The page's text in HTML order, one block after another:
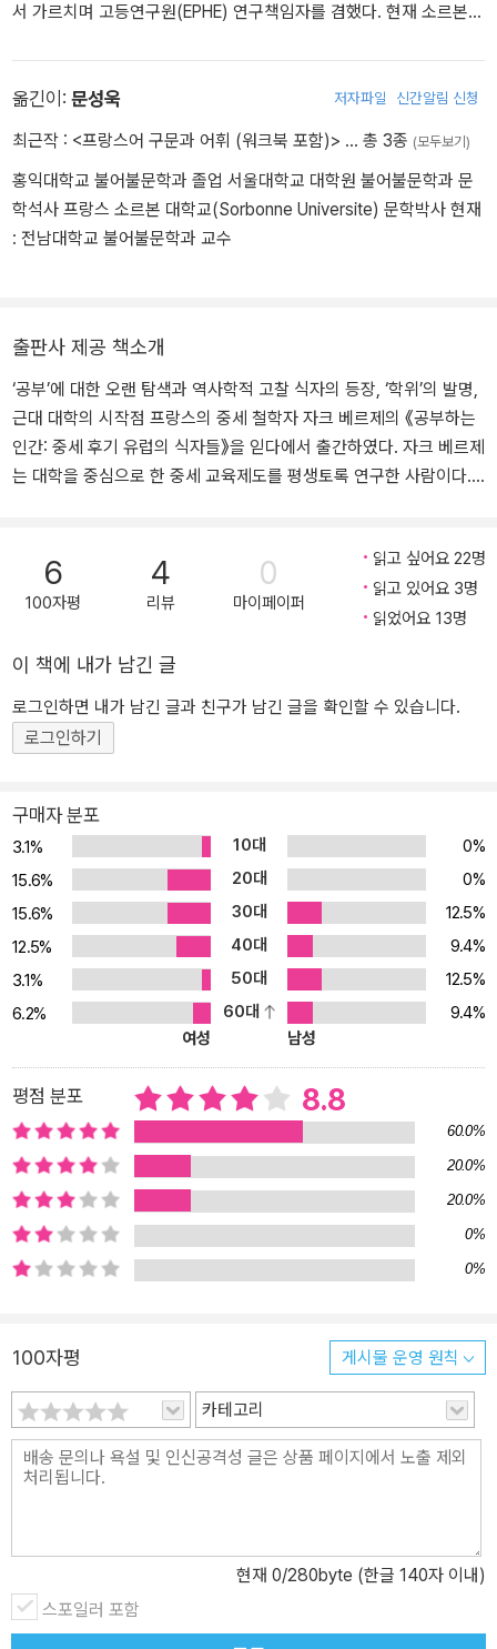
서 가르치며 고등연구원(EPHE) 연구책임자를 겸했다. 현재 소르본대
계속하고 있다. 서구 중세의 문화와 교육, 특히 대학사 전문가로서,
《중세의 대학》(1973), 《거세된 사랑: 헬로이사와 아벨라르두스 이야
기》(1996), 《12~13세기 서구의 교육·문화·사회》(1999) 등을 썼다.
옮긴이: 문성욱 저자파일 신간알림 신청
최근작 : <프랑스어 구문과 어휘 (워크북 포함)> … 총 3종 (모두보기)
홍익대학교 불어불문학과 졸업 서울대학교 대학원 불어불문학과 문
학석사 프랑스 소르본 대학교(Sorbonne Universite) 문학박사 현재
: 전남대학교 불어불문학과 교수
출판사 제공 책소개
‘공부’에 대한 오랜 탐색과 역사학적 고찰 식자의 등장, ‘학위’의 발명,
근대 대학의 시작점 프랑스의 중세 철학자 자크 베르제의 《공부하는
인간: 중세 후기 유럽의 식자들》을 읻다에서 출간하였다. 자크 베르제
는 대학을 중심으로 한 중세 교육제도를 평생토록 연구한 사람이다.
부에서는 중세 말 서유럽에서 식자들을 정의하는 특징이 무엇인지 살
펴보았다. 2부에서는 식자들이 능력에 따라 당시 사회에서 어떤 직분
을 맡을 수 있었는지 살펴보았다. 나아가 이런 역할의 수행이 사회적·
인가 상속자들인가”라는 주제 아래 중세 말 식자층의 등장을 비평한
다. 과연 중세 말에 등장한 식자층은 당시 사회의 어떤 구성 요소였으
며, 그 안에서 어떤 기능을 했는지 이 책을 통해 알아가 보자. 중세 후
하고 이해하는 사람들을 지칭한다. 그들이 지닌 교양은 어떤 형태인
지, 그들은 사회적으로 어떤 위상을 누렸는지 소상히 다루었다. 식자
는 지식을 기반으로 특정 업무를 실행할 수 있는 사람이다. 읽고 쓰는
능력뿐 아니라 책을 활용해 지식을 보존하거나 연구한다. 그리고 그
활동을 통해 사회적 위치를 갖고, 경제 활동을 이어간다. 이런 면에서
《공부하는 인간》에서의 식자는 ‘지식인’과는 범주가 약간 다르다고
할 수 있다. 르 고프의 ‘지식인’이 어쨌거나 학교의 인간, 가르치고 배
우는 인간이라면, 베르제의 ‘식자’는 학교 바깥에서 배움을 활용하는
이들, 심지어는 풍월 수준의 학식으로 생계를 꾸린 초급학교 교사, 하
급 관리, 공증인이나 외과술사 등 ‘매개적 지식인들’을 배제하지 않는
다. 그들 없이 지식이 전파될 수 없고, 유효할 수 없었기 때문이다.
_‘옮긴이의 말’ 중에서 책의 부제에서도 드러나지만, 중세 말인 14~1
5세기는 종교·사회·정치적 측면에서 식자층이 중요하고 유효한 행위
자가 될 만큼 그 인원수와 사회적 무게가 확보됐다. ‘근대국가’는 식자
들 없이는 탄생할 수 없었다. 이처럼 식자들은 ‘암흑시대’라 여겨진 중
세의 풍경을 만화경처럼 다채롭고 다양하게 비추고 있다. 근대의 토
기 위함이다” 이 책의 제1부에서는 중세 말 식자에게 요구된 지식이
무엇이었는지 알아본다. 더불어 이들이 어떤 유형의 학교에서 어떤
책을 이용하여 교육을 받고, 사회적 규정에 핵심이 되는 앎에 숙달했
는지도 알아볼 것이다. 중세 지식 문화에서 핵심이자 권위였던 라틴
어에서 편리하고 이해하기 쉬운 당시 현지어의 부흥, 학문으로서 인
정받게 된 의학, 법률가의 사회적·정치적 성공 등 중세 말 지식 문화는
받은 식자들은 학업에 들인 시간과 비용으로부터 수익을 거두는 데
골몰하기도 했다. 그 안에서 식자들은 여러 임무를 수행했고, 안정적
인 기득권 세력권 안에 들어가고자 했다. 그럼으로써 교육은 도제식
6
100자평
4
리뷰
0
마이페이퍼
읽고 싶어요 22명
읽고 있어요 3명
읽었어요 13명
이 책에 내가 남긴 글
로그인하면 내가 남긴 글과 친구가 남긴 글을 확인할 수 있습니다.
로그인하기
구매자 분포
3.1% 10대
0%
15.6%
20대
0%
15.6%
30대
12.5%
12.5%
40대
9.4%
3.1%
50대
12.5%
6.2%
60대
9.4%
여성
남성
평점 분포 8.8
60.0%
20.0%
20.0%
0%
0%
100자평 게시물 운영 원칙
카테고리
현재 0/280byte (한글 140자 이내)
스포일러 포함